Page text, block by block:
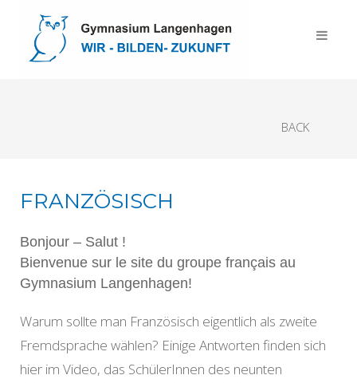
BACK
FRANZÖSISCH
Bonjour – Salut !
Bienvenue sur le site du groupe français au
Gymnasium Langenhagen!
Warum sollte man Französisch eigentlich als zweite
Fremdsprache wählen? Einige Antworten finden sich
hier im Video, das SchülerInnen des neunten